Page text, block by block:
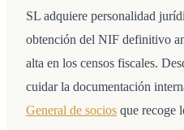
SL adquiere personalidad
obtención del NIF definitivo
alta en los censos fiscales.
cuidar la documentación
General de socios que recoge